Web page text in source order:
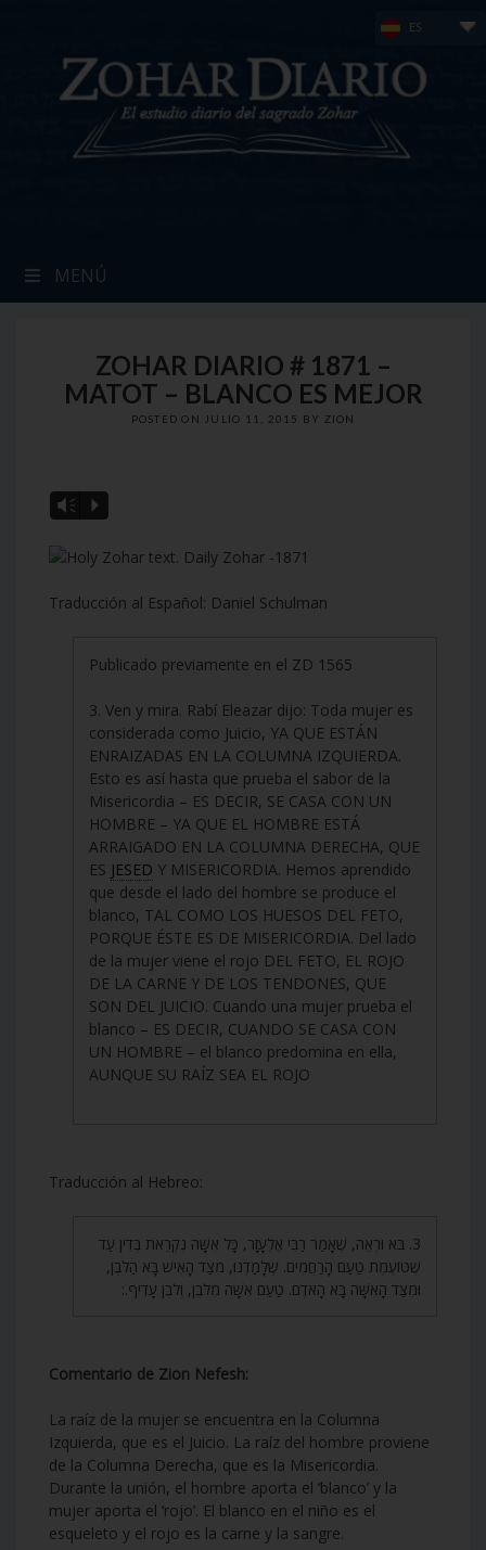
ES
MENÚ
ZOHAR DIARIO # 1871 –
MATOT – BLANCO ES MEJOR
POSTED ON JULIO 11, 2015 BY ZION
Vm P
Traducción al Español: Daniel Schulman
Publicado previamente en el ZD 1565
3. Ven y mira. Rabí Eleazar dijo: Toda mujer es
considerada como Juicio, YA QUE ESTÁN
ENRAIZADAS EN LA COLUMNA IZQUIERDA.
Esto es así hasta que prueba el sabor de la
Misericordia – ES DECIR, SE CASA CON UN
HOMBRE – YA QUE EL HOMBRE ESTÁ
ARRAIGADO EN LA COLUMNA DERECHA, QUE
ES JESED Y MISERICORDIA. Hemos aprendido
que desde el lado del hombre se produce el
blanco, TAL COMO LOS HUESOS DEL FETO,
PORQUE ÉSTE ES DE MISERICORDIA. Del lado
de la mujer viene el rojo DEL FETO, EL ROJO
DE LA CARNE Y DE LOS TENDONES, QUE
SON DEL JUICIO. Cuando una mujer prueba el
blanco – ES DECIR, CUANDO SE CASA CON
UN HOMBRE – el blanco predomina en ella,
AUNQUE SU RAÍZ SEA EL ROJO
Traducción al Hebreo:
3. בֹּא וּרְאֵה, שֶׁאָמַר רַבִּי אֶלְעָזָר, כָּל אִשָּׁה נִקְרֵאת בְּדִין עַד
שֶׁטּוֹעֶמֶת טַעַם הָרַחֲמִים. שֶׁלָּמַדְנוּ, מִצַּד הָאִישׁ בָּא הַלֹּבֶן,
וּמִצַּד הָאִשָּׁה בָּא הָאֹדֶם. טַעַם אִשָּׁה מִלֹּבֶן, וְלֹבֶן עָדִיף.:
Comentario de Zion Nefesh:
La raíz de la mujer se encuentra en la Columna
Izquierda, que es el Juicio. La raíz del hombre proviene
de la Columna Derecha, que es la Misericordia.
Durante la unión, el hombre aporta el ‘blanco’ y la
mujer aporta el ‘rojo’. El blanco en el niño es el
esqueleto y el rojo es la carne y la sangre.